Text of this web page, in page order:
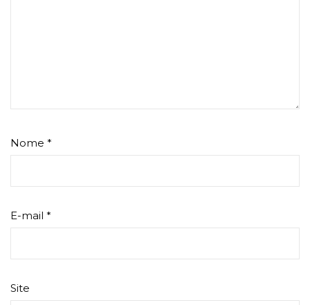
Nome *
E-mail *
Site